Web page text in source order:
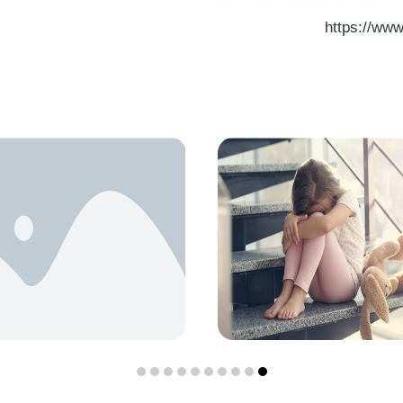
https://
דכאון אצל גברים
דיכאון יכול להשפיע על גברים ונשים
בצורה שונה,…
בין דיכאון
בין דיכאון לחרדה -
האחד…